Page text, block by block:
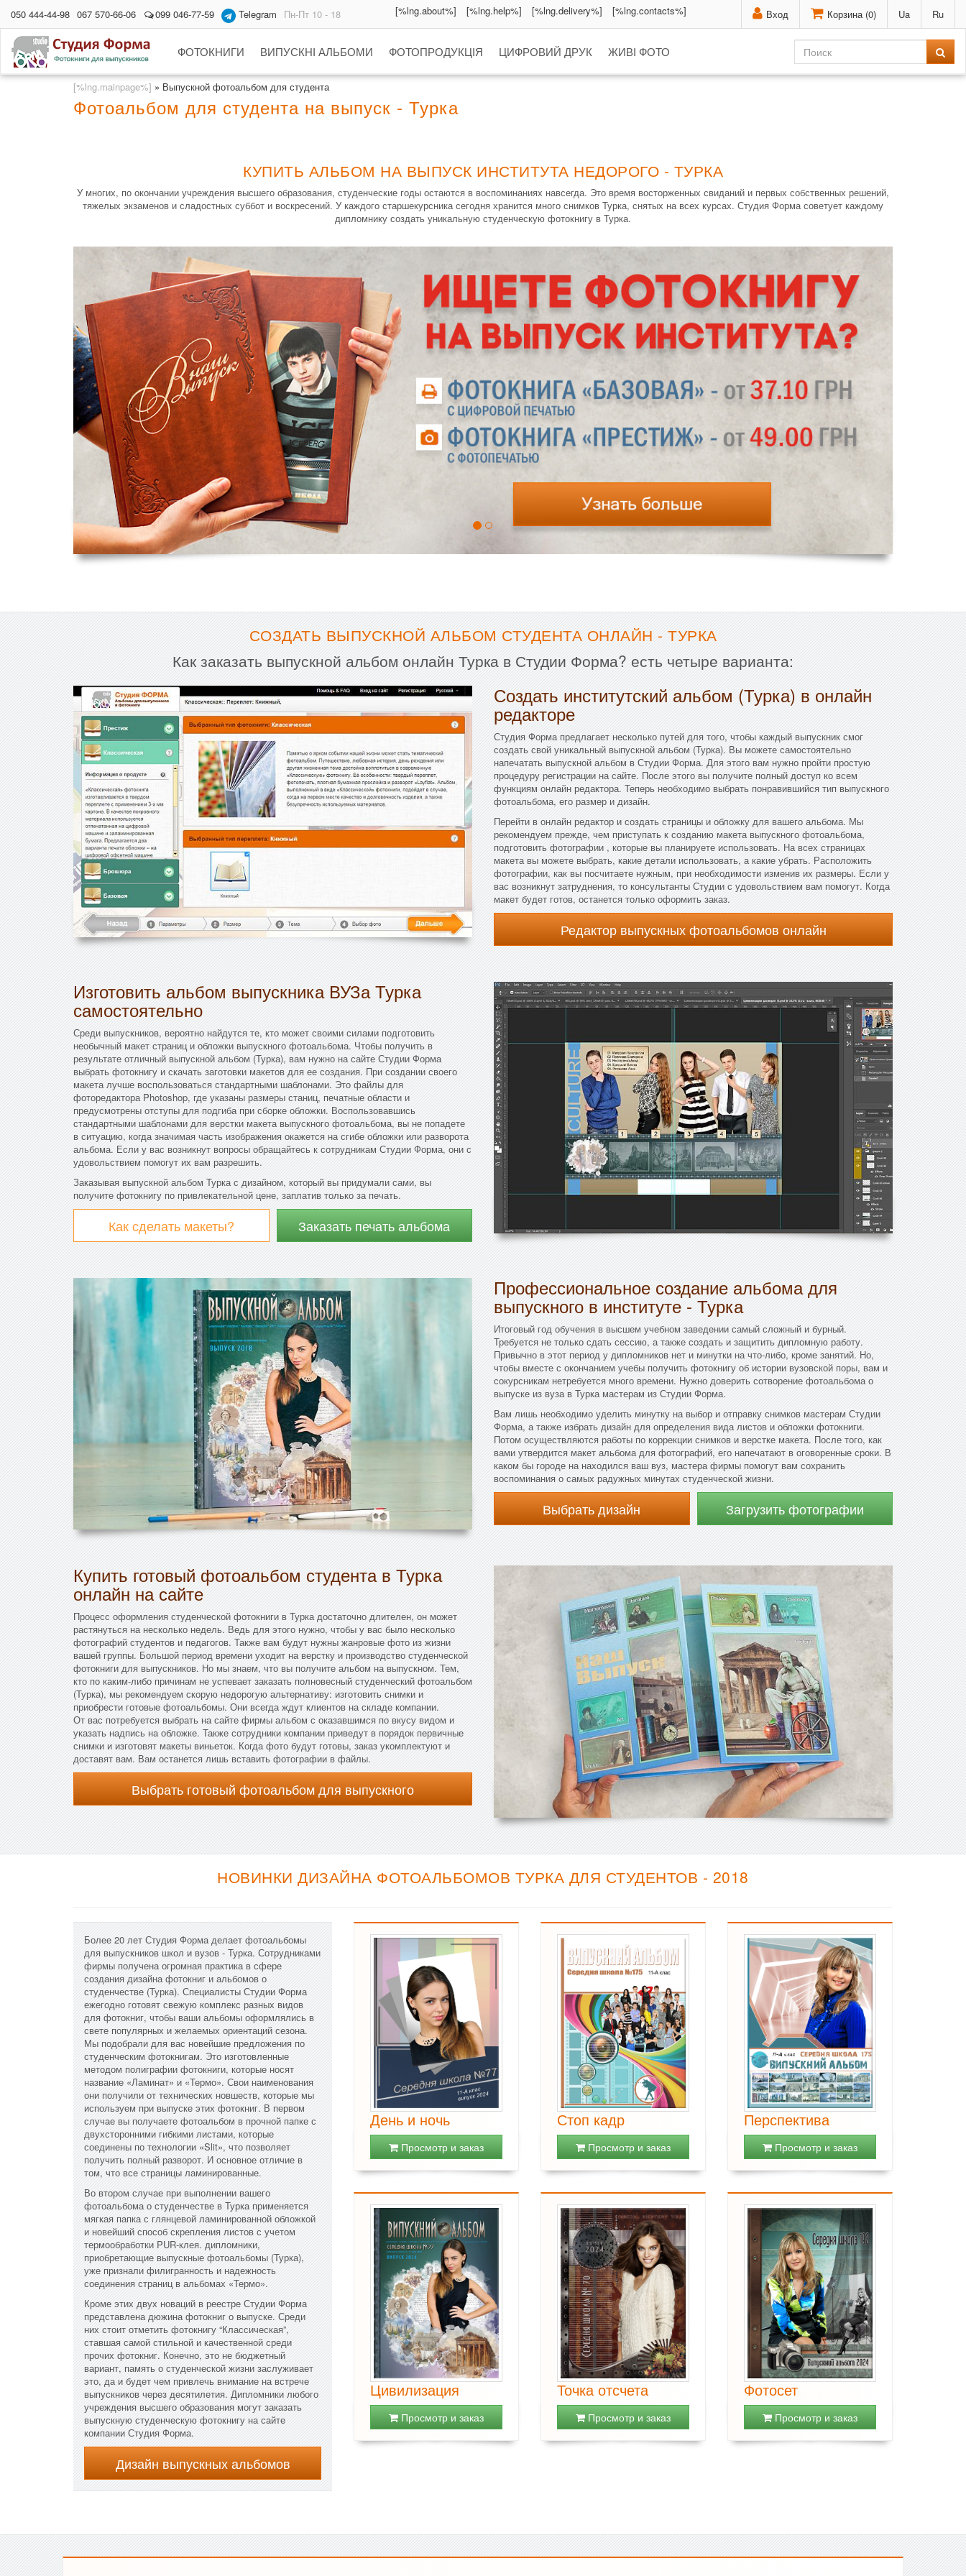
Вход Корзина (0) Ua Ru
050 444-44-98 067 570-66-06 099 046-77-59 Telegram Пн-Пт 10 - 18 [%lng.about%] [%lng.help%] [%lng.delivery%] [%lng.contacts%]
ФОТОКНИГИ ВИПУСКНІ АЛЬБОМИ ФОТОПРОДУКЦІЯ ЦИФРОВИЙ ДРУК ЖИВІ ФОТО
[%lng.mainpage%] » Выпускной фотоальбом для студента
Фотоальбом для студента на выпуск - Турка
КУПИТЬ АЛЬБОМ НА ВЫПУСК ИНСТИТУТА НЕДОРОГО - ТУРКА
У многих, по окончании учреждения высшего образования, студенческие годы остаются в воспоминаниях навсегда. Это время восторженных свиданий и первых собственных решений,
тяжелых экзаменов и сладостных суббот и воскресений. У каждого старшекурсника сегодня хранится много снимков Турка, снятых на всех курсах. Студия Форма советует каждому
дипломнику создать уникальную студенческую фотокнигу в Турка.
СОЗДАТЬ ВЫПУСКНОЙ АЛЬБОМ СТУДЕНТА ОНЛАЙН - ТУРКА
Как заказать выпускной альбом онлайн Турка в Студии Форма? есть четыре варианта:
Создать институтский альбом (Турка) в онлайн
редакторе
Студия Форма предлагает несколько путей для того, чтобы каждый выпускник смог
создать свой уникальный выпускной альбом (Турка). Вы можете самостоятельно
напечатать выпускной альбом в Студии Форма. Для этого вам нужно пройти простую
процедуру регистрации на сайте. После этого вы получите полный доступ ко всем
функциям онлайн редактора. Теперь необходимо выбрать понравившийся тип выпускного
фотоальбома, его размер и дизайн.
Перейти в онлайн редактор и создать страницы и обложку для вашего альбома. Мы
рекомендуем прежде, чем приступать к созданию макета выпускного фотоальбома,
подготовить фотографии , которые вы планируете использовать. На всех страницах
макета вы можете выбрать, какие детали использовать, а какие убрать. Расположить
фотографии, как вы посчитаете нужным, при необходимости изменив их размеры. Если у
вас возникнут затруднения, то консультанты Студии с удовольствием вам помогут. Когда
макет будет готов, останется только оформить заказ.
Редактор выпускных фотоальбомов онлайн
Изготовить альбом выпускника ВУЗа Турка
самостоятельно
Среди выпускников, вероятно найдутся те, кто может своими силами подготовить
необычный макет страниц и обложки выпускного фотоальбома. Чтобы получить в
результате отличный выпускной альбом (Турка), вам нужно на сайте Студии Форма
выбрать фотокнигу и скачать заготовки макетов для ее создания. При создании своего
макета лучше воспользоваться стандартными шаблонами. Это файлы для
фоторедактора Photoshop, где указаны размеры станиц, печатные области и
предусмотрены отступы для подгиба при сборке обложки. Воспользовавшись
стандартными шаблонами для верстки макета выпускного фотоальбома, вы не попадете
в ситуацию, когда значимая часть изображения окажется на сгибе обложки или разворота
альбома. Если у вас возникнут вопросы обращайтесь к сотрудникам Студии Форма, они с
удовольствием помогут их вам разрешить.
Заказывая выпускной альбом Турка с дизайном, который вы придумали сами, вы
получите фотокнигу по привлекательной цене, заплатив только за печать.
Как сделать макеты? Заказать печать альбома
Профессиональное создание альбома для
выпускного в институте - Турка
Итоговый год обучения в высшем учебном заведении самый сложный и бурный.
Требуется не только сдать сессию, а также создать и защитить дипломную работу.
Привычно в этот период у дипломников нет и минутки на что-либо, кроме занятий. Но,
чтобы вместе с окончанием учебы получить фотокнигу об истории вузовской поры, вам и
сокурсникам нетребуется много времени. Нужно доверить сотворение фотоальбома о
выпуске из вуза в Турка мастерам из Студии Форма.
Вам лишь необходимо уделить минутку на выбор и отправку снимков мастерам Студии
Форма, а также избрать дизайн для определения вида листов и обложки фотокниги.
Потом осуществляются работы по коррекции снимков и верстке макета. После того, как
вами утвердится макет альбома для фотографий, его напечатают в оговоренные сроки. В
каком бы городе на находился ваш вуз, мастера фирмы помогут вам сохранить
воспоминания о самых радужных минутах студенческой жизни.
Выбрать дизайн Загрузить фотографии
Купить готовый фотоальбом студента в Турка
онлайн на сайте
Процесс оформления студенческой фотокниги в Турка достаточно длителен, он может
растянуться на несколько недель. Ведь для этого нужно, чтобы у вас было несколько
фотографий студентов и педагогов. Также вам будут нужны жанровые фото из жизни
вашей группы. Большой период времени уходит на верстку и производство студенческой
фотокниги для выпускников. Но мы знаем, что вы получите альбом на выпускном. Тем,
кто по каким-либо причинам не успевает заказать полновесный студенческий фотоальбом
(Турка), мы рекомендуем скорую недорогую альтернативу: изготовить снимки и
приобрести готовые фотоальбомы. Они всегда ждут клиентов на складе компании.
От вас потребуется выбрать на сайте фирмы альбом с оказавшимся по вкусу видом и
указать надпись на обложке. Также сотрудники компании приведут в порядок первичные
снимки и изготовят макеты виньеток. Когда фото будут готовы, заказ укомплектуют и
доставят вам. Вам останется лишь вставить фотографии в файлы.
Выбрать готовый фотоальбом для выпускного
НОВИНКИ ДИЗАЙНА ФОТОАЛЬБОМОВ ТУРКА ДЛЯ СТУДЕНТОВ - 2018
Более 20 лет Студия Форма делает фотоальбомы
для выпускников школ и вузов - Турка. Сотрудниками
фирмы получена огромная практика в сфере
создания дизайна фотокниг и альбомов о
студенчестве (Турка). Специалисты Студии Форма
ежегодно готовят свежую комплекс разных видов
для фотокниг, чтобы ваши альбомы оформлялись в
свете популярных и желаемых ориентаций сезона.
Мы подобрали для вас новейшие предложения по
студенческим фотокнигам. Это изготовленные
методом полиграфии фотокниги, которые носят
название «Ламинат» и «Термо». Свои наименования
они получили от технических новшеств, которые мы
используем при выпуске этих фотокниг. В первом
случае вы получаете фотоальбом в прочной папке с
двухсторонними гибкими листами, которые
соединены по технологии «Slit», что позволяет
получить полный разворот. И основное отличие в
том, что все страницы ламинированные.
Во втором случае при выполнении вашего
фотоальбома о студенчестве в Турка применяется
мягкая папка с глянцевой ламинированной обложкой
и новейший способ скрепления листов с учетом
термообработки PUR-клея. дипломники,
приобретающие выпускные фотоальбомы (Турка),
уже признали филигранность и надежность
соединения страниц в альбомах «Термо».
Кроме этих двух новаций в реестре Студии Форма
представлена дюжина фотокниг о выпуске. Среди
них стоит отметить фотокнигу “Классическая”,
ставшая самой стильной и качественной среди
прочих фотокниг. Конечно, это не бюджетный
вариант, память о студенческой жизни заслуживает
это, да и будет чем привлечь внимание на встрече
выпускников через десятилетия. Дипломники любого
учреждения высшего образования могут заказать
выпускную студенческую фотокнигу на сайте
компании Студия Форма.
Дизайн выпускных альбомов
День и ночь
Просмотр и заказ
Стоп кадр
Просмотр и заказ
Перспектива
Просмотр и заказ
Цивилизация
Просмотр и заказ
Точка отсчета
Просмотр и заказ
Фотосет
Просмотр и заказ